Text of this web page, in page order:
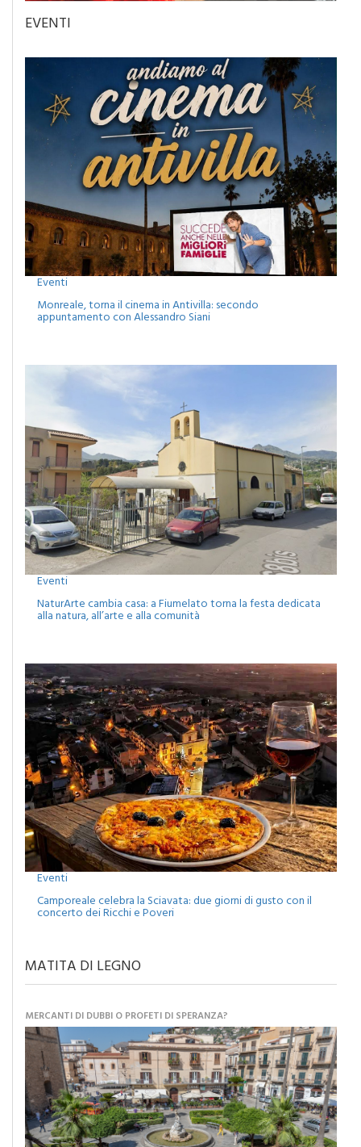
Eventi
Monreale, torna il cinema in Antivilla: secondo
appuntamento con Alessandro Siani
Eventi
NaturArte cambia casa: a Fiumelato torna la festa dedicata
alla natura, all’arte e alla comunità
Eventi
Camporeale celebra la Sciavata: due giorni di gusto con il
concerto dei Ricchi e Poveri